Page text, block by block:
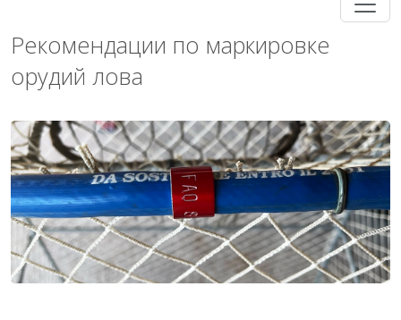
Рекомендации по маркировке
орудий лова